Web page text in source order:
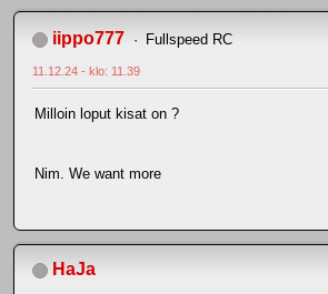
iippo777 Fullspeed RC
11.12.24 - klo: 11.39
Milloin loput kisat on ?
Nim. We want more
HaJa